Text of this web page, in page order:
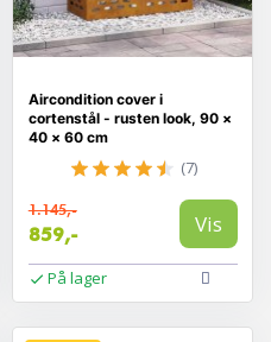
Aircondition cover i
cortenstål - rusten look, 90 ×
40 × 60 cm
(7)
1.145,-
859,- Vis
På lager